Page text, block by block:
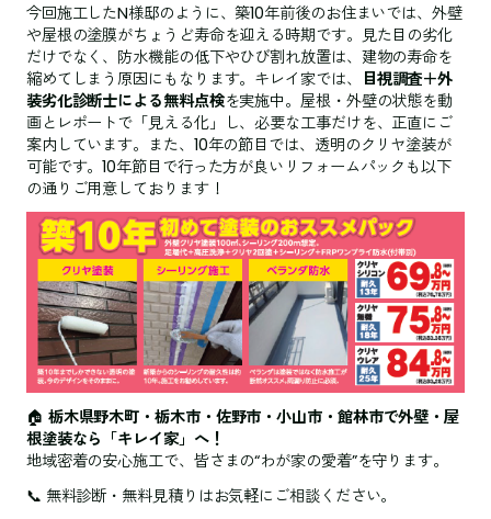
今回施工したN様邸のように、築10年前後のお住まいでは、外壁
や屋根の塗膜がちょうど寿命を迎える時期です。見た目の劣化
だけでなく、防水機能の低下やひび割れ放置は、建物の寿命を
縮めてしまう原因にもなります。キレイ家では、 目視調査＋外
装劣化診断士による無料点検を実施中。屋根・外壁の状態を動
画とレポートで「見える化」し、必要な工事だけを、正直にご
案内しています。また、10年の節目では、透明のクリヤ塗装が
可能です。10年節目で行った方が良いリフォームパックも以下
の通りご用意しております！
🏠 栃木県野木町・栃木市・佐野市・小山市・館林市で外壁・屋
根塗装なら「キレイ家」へ！
地域密着の安心施工で、皆さまの“わが家の愛着”を守ります。
📞 無料診断・無料見積りはお気軽にご相談ください。